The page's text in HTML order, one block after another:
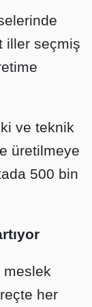
iller seçmiş
ve teknik
üretilmeye
500 bin
meslek
her